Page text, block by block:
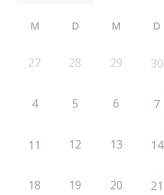
M D M D
27 28 29 30
4 5 6 7
11 12 13 14
18 19 20 21